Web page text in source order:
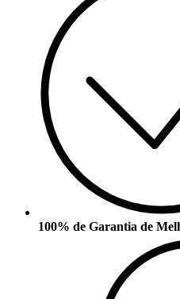
100% de Garantia de